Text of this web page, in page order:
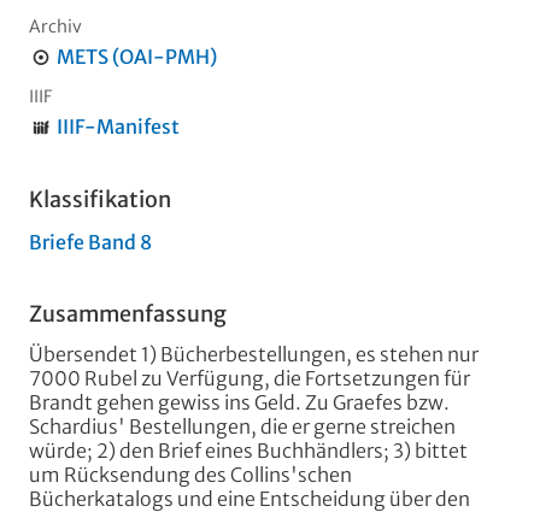
Archiv
METS (OAI-PMH)
IIIF
IIIF-Manifest
Klassifikation
Briefe Band 8
Zusammenfassung
Übersendet 1) Bücherbestellungen, es stehen nur
7000 Rubel zu Verfügung, die Fortsetzungen für
Brandt gehen gewiss ins Geld. Zu Graefes bzw.
Schardius' Bestellungen, die er gerne streichen
würde; 2) den Brief eines Buchhändlers; 3) bittet
um Rücksendung des Collins'schen
Bücherkatalogs und eine Entscheidung über den